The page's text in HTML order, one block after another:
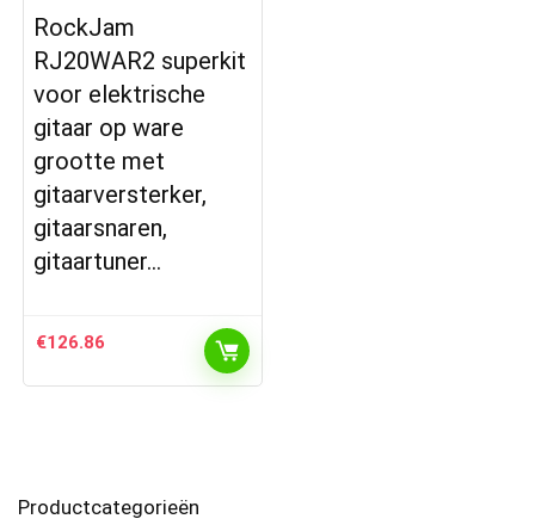
RockJam
RJ20WAR2 superkit
voor elektrische
gitaar op ware
grootte met
gitaarversterker,
gitaarsnaren,
gitaartuner…
€126.86
Productcategorieën